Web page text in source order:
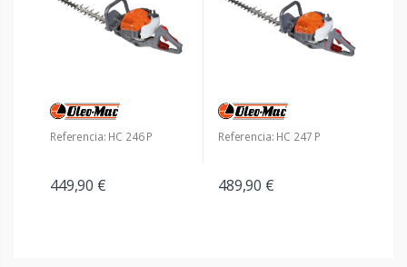
Referencia: HC 246 P
449,90 €
Referencia: HC 247 P
489,90 €